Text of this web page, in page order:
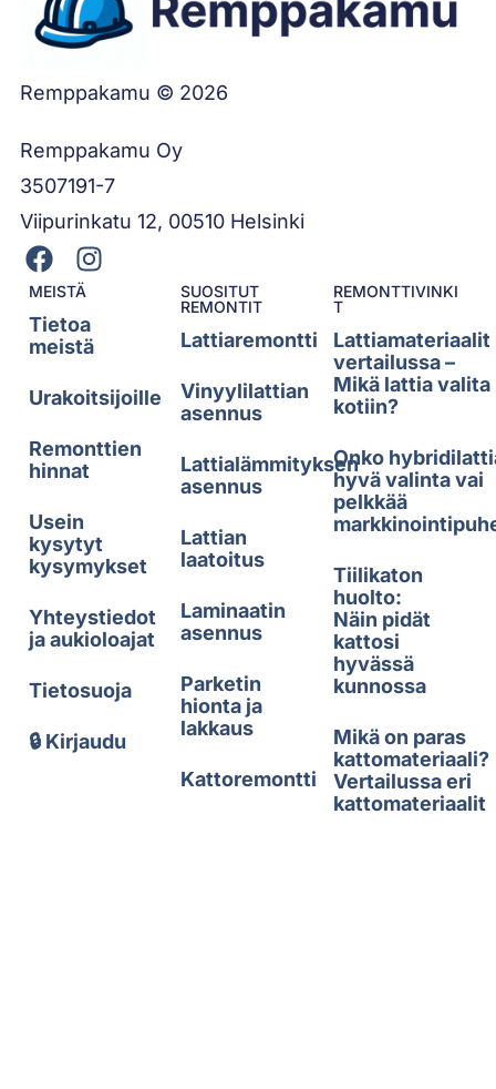
Remppakamu © 2026
Remppakamu Oy
3507191-7
Viipurinkatu 12, 00510 Helsinki
MEISTÄ
Tietoa
meistä
Urakoitsijoille
Remonttien
hinnat
Usein
kysytyt
kysymykset
Yhteystiedot
ja aukioloajat
Tietosuoja
🔒 Kirjaudu
SUOSITUT
REMONTIT
Lattiaremontti
Vinyylilattian
asennus
Lattialämmityksen
asennus
Lattian
laatoitus
Laminaatin
asennus
Parketin
hionta ja
lakkaus
Kattoremontti
REMONTTIVINKI
T
Lattiamateriaalit
vertailussa –
Mikä lattia valita
kotiin?
Onko
hyvä valinta vai
pelkkää
Tiilikaton
huolto:
Näin pidät
kattosi
hyvässä
kunnossa
Mikä on paras
kattomateriaali?
Vertailussa eri
kattomateriaalit